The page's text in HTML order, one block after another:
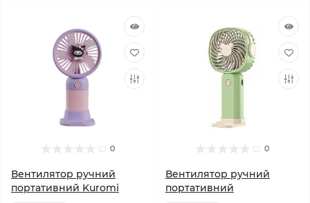
0
Вентилятор ручний
портативний Kuromi
0
Вентилятор ручний
портативний